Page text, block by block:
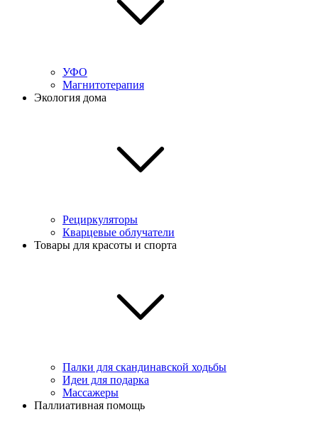
УФО
Магнитотерапия
Экология дома
Рециркуляторы
Кварцевые облучатели
Товары для красоты и спорта
Палки для скандинавской ходьбы
Идеи для подарка
Массажеры
Паллиативная помощь